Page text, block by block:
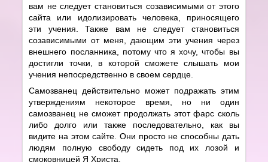
вам не следует становиться созависимыми от этого
сайта или идолизировать человека, приносящего
эти учения. Также вам не следует становиться
созависимыми от меня, дающим эти учения через
внешнего посланника, потому что я хочу, чтобы вы
достигли точки, в которой сможете слышать мои
учения непосредственно в своем сердце.
Самозванец действительно может подражать этим
утверждениям некоторое время, но ни один
самозванец не сможет продолжать этот фарс сколь
либо долго или также последовательно, как вы
видите на этом сайте. Они просто не способны дать
людям полную свободу сидеть под их лозой и
смоковницей Я Христа.